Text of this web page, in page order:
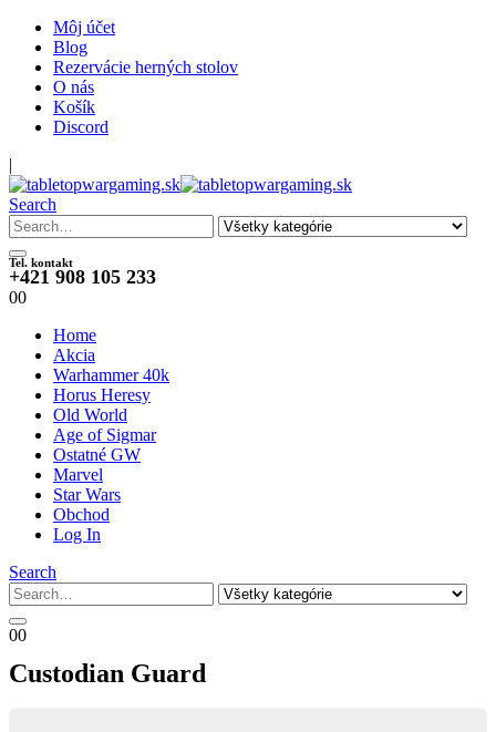
Môj účet
Blog
Rezervácie herných stolov
O nás
Košík
Discord
|
Search
Tel. kontakt
+421 908 105 233
00
Home
Akcia
Warhammer 40k
Horus Heresy
Old World
Age of Sigmar
Ostatné GW
Marvel
Star Wars
Obchod
Log In
Search
00
Custodian Guard